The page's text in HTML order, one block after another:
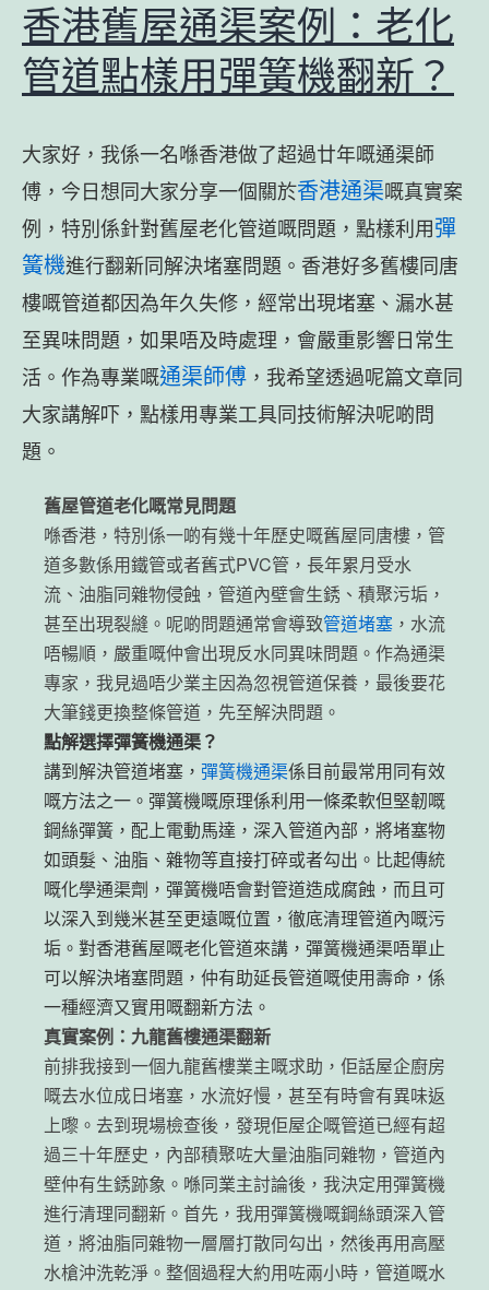
香港舊屋通渠案例：老化
管道點樣用彈簧機翻新？
大家好，我係一名喺香港做了超過廿年嘅通渠師
傅，今日想同大家分享一個關於香港通渠嘅真實案
例，特別係針對舊屋老化管道嘅問題，點樣利用彈
簧機進行翻新同解決堵塞問題。香港好多舊樓同唐
樓嘅管道都因為年久失修，經常出現堵塞、漏水甚
至異味問題，如果唔及時處理，會嚴重影響日常生
活。作為專業嘅通渠師傅 ，我希望透過呢篇文章同
大家講解吓，點樣用專業工具同技術解決呢啲問
題。
舊屋管道老化嘅常見問題
喺香港，特別係一啲有幾十年歷史嘅舊屋同唐樓，管
道多數係用鐵管或者舊式PVC管，長年累月受水
流、油脂同雜物侵蝕，管道內壁會生銹、積聚污垢，
甚至出現裂縫。呢啲問題通常會導致管道堵塞 ，水流
唔暢順，嚴重嘅仲會出現反水同異味問題。作為通渠
專家，我見過唔少業主因為忽視管道保養，最後要花
大筆錢更換整條管道，先至解決問題。
點解選擇彈簧機通渠？
講到解決管道堵塞， 彈簧機通渠係目前最常用同有效
嘅方法之一。彈簧機嘅原理係利用一條柔軟但堅韌嘅
鋼絲彈簧，配上電動馬達，深入管道內部，將堵塞物
如頭髮、油脂、雜物等直接打碎或者勾出。比起傳統
嘅化學通渠劑，彈簧機唔會對管道造成腐蝕，而且可
以深入到幾米甚至更遠嘅位置，徹底清理管道內嘅污
垢。對香港舊屋嘅老化管道來講，彈簧機通渠唔單止
可以解決堵塞問題，仲有助延長管道嘅使用壽命，係
一種經濟又實用嘅翻新方法。
真實案例：九龍舊樓通渠翻新
前排我接到一個九龍舊樓業主嘅求助，佢話屋企廚房
嘅去水位成日堵塞，水流好慢，甚至有時會有異味返
上嚟。去到現場檢查後，發現佢屋企嘅管道已經有超
過三十年歷史，內部積聚咗大量油脂同雜物，管道內
壁仲有生銹跡象。喺同業主討論後，我決定用彈簧機
進行清理同翻新。首先，我用彈簧機嘅鋼絲頭深入管
道，將油脂同雜物一層層打散同勾出，然後再用高壓
水槍沖洗乾淨。整個過程大約用咗兩小時，管道嘅水